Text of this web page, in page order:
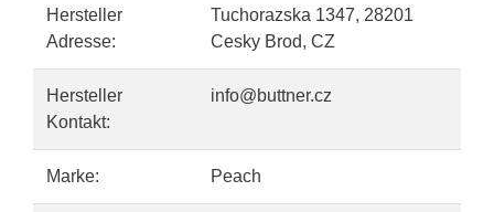
Hersteller
Adresse:
Tuchorazska 1347, 28201
Cesky Brod, CZ
Hersteller
Kontakt:
info@buttner.cz
Marke: Peach